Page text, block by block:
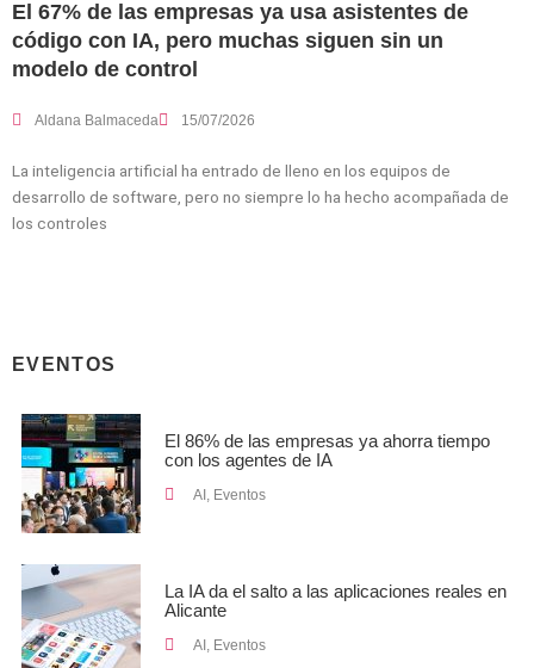
El 67% de las empresas ya usa asistentes de
código con IA, pero muchas siguen sin un
modelo de control
Aldana Balmaceda 15/07/2026
La inteligencia artificial ha entrado de lleno en los equipos de
desarrollo de software, pero no siempre lo ha hecho acompañada de
los controles
EVENTOS
El 86% de las empresas ya ahorra tiempo
con los agentes de IA
AI, Eventos
La IA da el salto a las aplicaciones reales en
Alicante
AI Eventos